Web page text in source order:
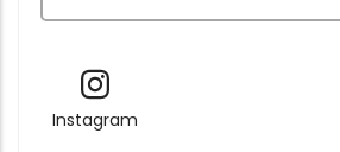
Instagram